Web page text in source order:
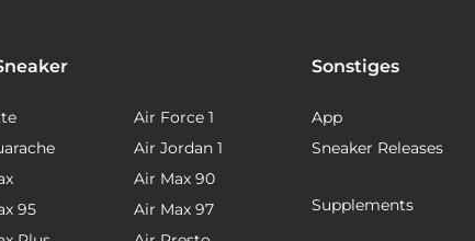
Air Force 1
Air Jordan 1
Air Max 90
95
Air Max 97
Sonstiges
App
Sneaker Releases
Supplements